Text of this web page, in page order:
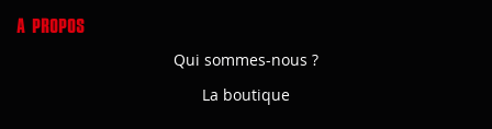
A PROPOS
Qui sommes-nous ?
La boutique